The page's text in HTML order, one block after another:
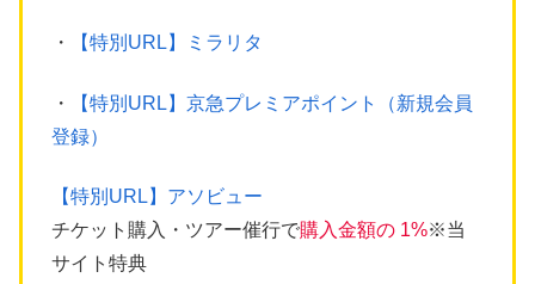
・ 【特別URL】ミラリタ
・
【特別URL】京急プレミアポイント（新規会員
登録）
【特別URL】アソビュー
チケット購入・ツアー催行で購入金額の 1%※当
サイト特典